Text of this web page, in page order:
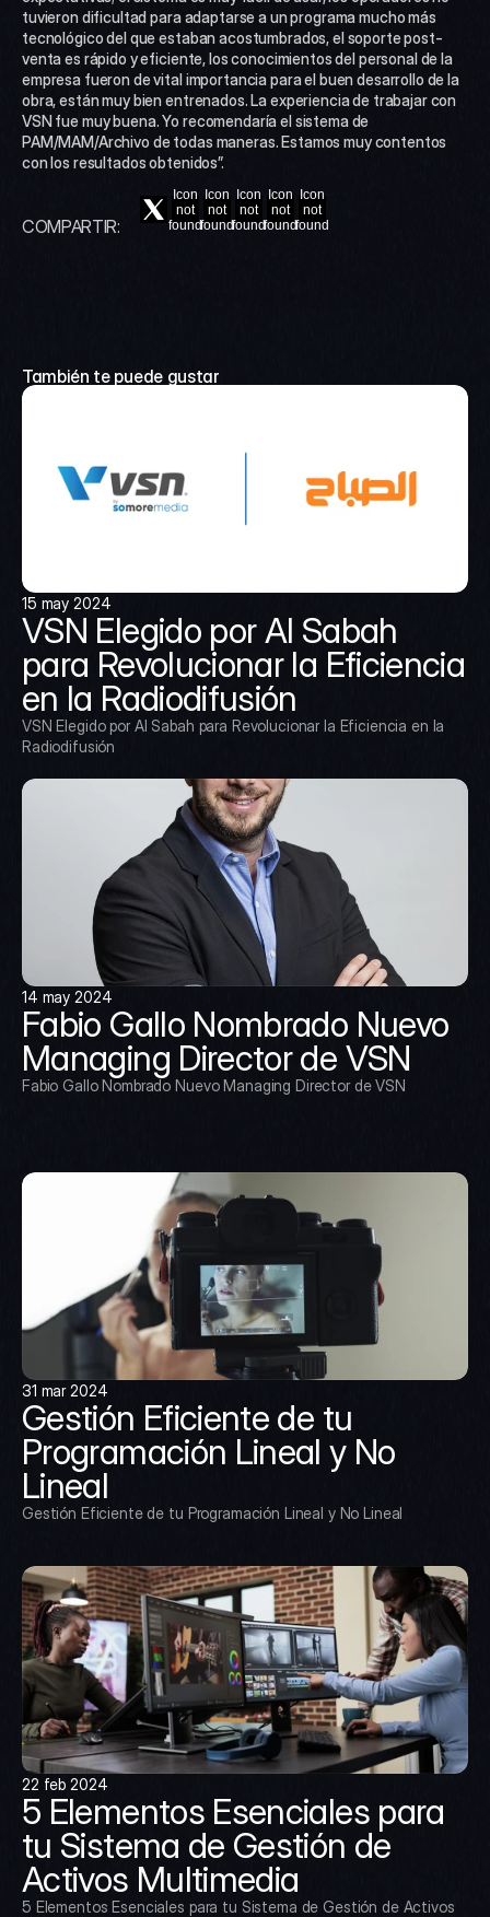
tuvieron dificultad para adaptarse a un programa mucho más
tecnológico del que estaban acostumbrados, el soporte post-
venta es rápido y eficiente, los conocimientos del personal de la
empresa fueron de vital importancia para el buen desarrollo de la
obra, están muy bien entrenados. La experiencia de trabajar con
VSN fue muy buena. Yo recomendaría el sistema de
PAM/MAM/Archivo de todas maneras. Estamos muy contentos
con los resultados obtenidos”.
COMPARTIR:
Icon
not
found
Icon
not
found
Icon
not
found
Icon
not
found
Icon
not
found
También te puede gustar
15 may 2024
VSN Elegido por Al Sabah
para Revolucionar la Eficiencia
en la Radiodifusión
VSN Elegido por Al Sabah para Revolucionar la Eficiencia en la
Radiodifusión
14 may 2024
Fabio Gallo Nombrado Nuevo
Managing Director de VSN
Fabio Gallo Nombrado Nuevo Managing Director de VSN
31 mar 2024
Gestión Eficiente de tu
Programación Lineal y No
Lineal
Gestión Eficiente de tu Programación Lineal y No Lineal
22 feb 2024
5 Elementos Esenciales para
tu Sistema de Gestión de
Activos Multimedia
5 Elementos Esenciales para tu Sistema de Gestión de Activos